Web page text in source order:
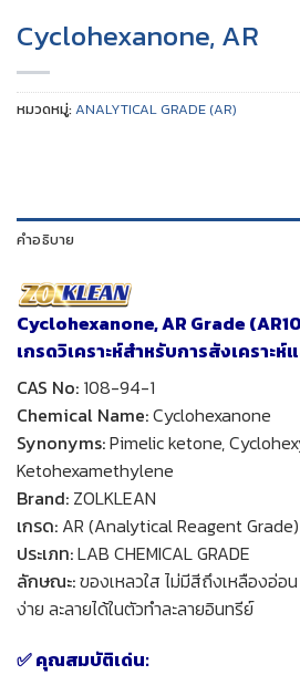
Cyclohexanone, AR
หมวดหมู่: ANALYTICAL GRADE (AR)
คำอธิบาย
Cyclohexanone, AR Grade
เกรดวิเคราะห์สำหรับการสังเคราะห์
CAS No: 108-94-1
Chemical Name:Cyclohexanone
Synonyms:Pimelic ketone,
Ketohexamethylene
Brand: ZOLKLEAN
เกรด: AR (Analytical Reagent Grade)
ประเภท:LAB CHEMICAL GRADE
ลักษณะ:ของเหลวใส ไม่มีสีถึงเหลืองอ่อ
ง่าย ละลายได้ในตัวทำละลายอินทรีย์
✅ คุณสมบัติเด่น: